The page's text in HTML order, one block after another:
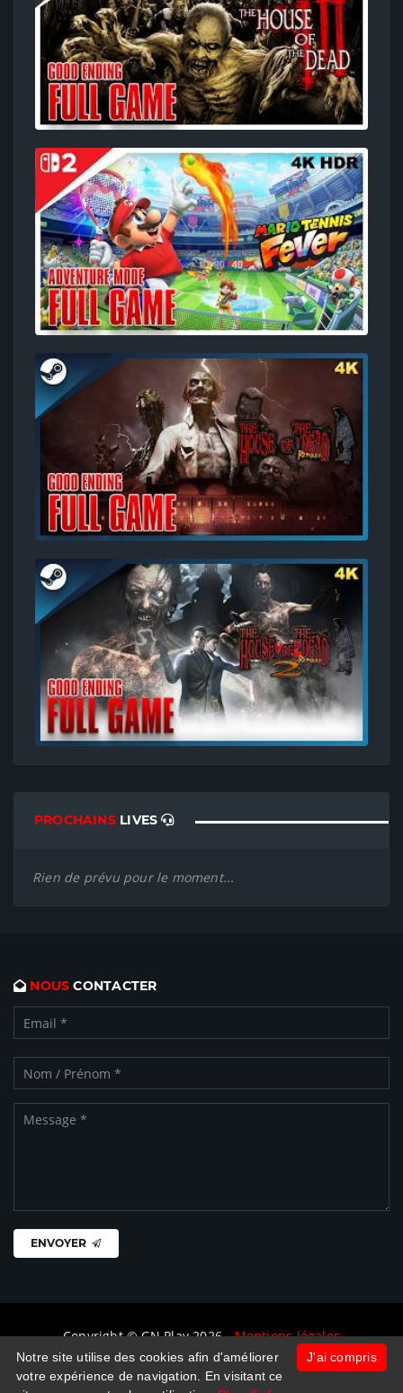
PROCHAINSLIVES
Rien de prévu pour le moment...
NOUS CONTACTER
ENVOYER
Copyright © CN Play 2026 -Mentions légales
J'ai compris
Notre site utilise des cookies afin d'améliorer
votre expérience de navigation. En visitant ce